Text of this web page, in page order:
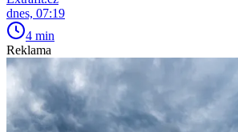
dnes, 07:19
4 min
Reklama